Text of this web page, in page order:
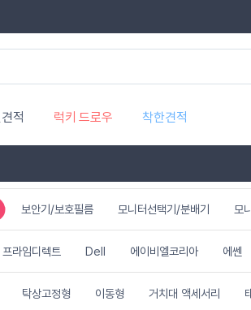
적 럭키 드로우 착한견적
보안기/보호필름 모니터선택기/분배기 모
프라임디렉트 Dell 에이비엘코리아 에쎈
탁상고정형 이동형 거치대 액세서리